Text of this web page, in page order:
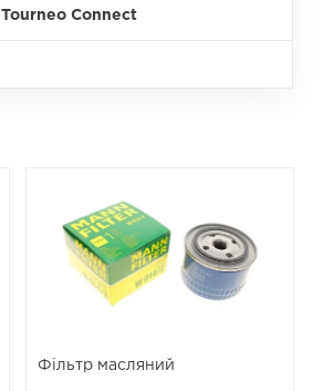
Tourneo Connect
Фільтр масляний